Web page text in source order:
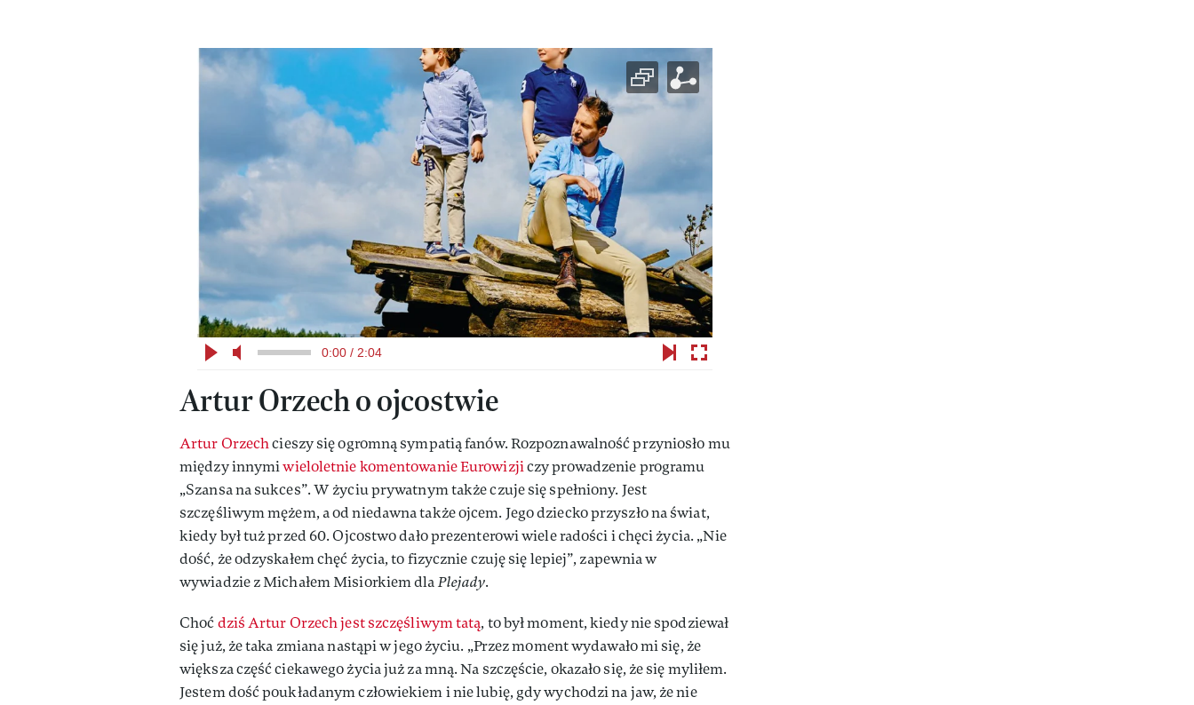
0:00 / 2:04
Artur Orzech o ojcostwie
Artur Orzechcieszy się ogromną sympatią fanów. Rozpoznawalność przyniosło mu
między innymiwieloletnie komentowanie Eurowizjiczy prowadzenie programu
„Szansa na sukces”. W życiu prywatnym także czuje się spełniony. Jest
szczęśliwym mężem, a od niedawna także ojcem. Jego dziecko przyszło na świat,
kiedy był tuż przed 60. Ojcostwo dało prezenterowi wiele radości i chęci życia. „Nie
dość, że odzyskałem chęć życia, to fizycznie czuję się lepiej”, zapewnia w
wywiadzie z Michałem Misiorkiem dlaPlejady.
Choćdziś Artur Orzech jest szczęśliwym tatą, to był moment, kiedy nie spodziewał
się już, że taka zmiana nastąpi w jego życiu. „Przez moment wydawało mi się, że
większa część ciekawego życia już za mną. Na szczęście, okazało się, że się myliłem.
Jestem dość poukładanym człowiekiem i nie lubię, gdy wychodzi na jaw, że nie